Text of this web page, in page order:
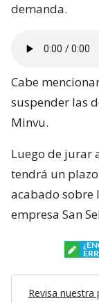
demanda.
Cabe
suspender las
Minvu.
Luego de jurar
tendrá un
acabado sobre
empresa San
Revisa nuestra